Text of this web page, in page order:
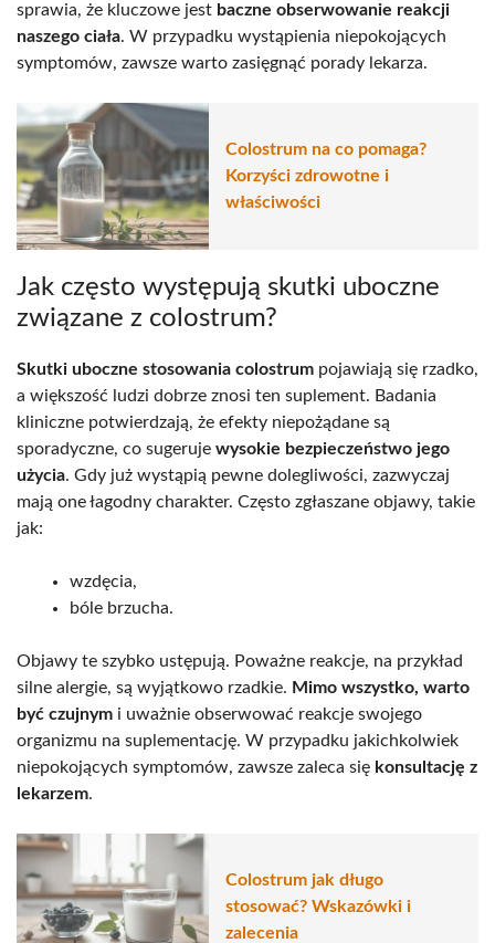
sprawia, że kluczowe jest baczne obserwowanie reakcji
naszego ciała. W przypadku wystąpienia niepokojących
symptomów, zawsze warto zasięgnąć porady lekarza.
Colostrum na co pomaga?
Korzyści zdrowotne i
właściwości
Jak często występują skutki uboczne
związane z colostrum?
Skutki uboczne stosowania colostrum pojawiają się rzadko,
a większość ludzi dobrze znosi ten suplement. Badania
kliniczne potwierdzają, że efekty niepożądane są
sporadyczne, co sugeruje wysokie bezpieczeństwo jego
użycia. Gdy już wystąpią pewne dolegliwości, zazwyczaj
mają one łagodny charakter. Często zgłaszane objawy, takie
jak:
wzdęcia,
bóle brzucha.
Objawy te szybko ustępują. Poważne reakcje, na przykład
silne alergie, są wyjątkowo rzadkie. Mimo wszystko, warto
być czujnym i uważnie obserwować reakcje swojego
organizmu na suplementację. W przypadku jakichkolwiek
niepokojących symptomów, zawsze zaleca się konsultację z
lekarzem.
Colostrum jak długo
stosować? Wskazówki i
zalecenia